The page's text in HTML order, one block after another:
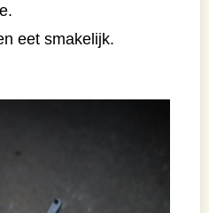
eet smakelijk.